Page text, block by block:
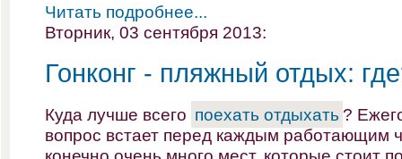
Читать подробнее...
Вторник, 03 сентября 2013:
Гонконг - пляжный отдых:
Куда лучше всего поехать отдыхать ?
вопрос встает перед каждым работающим